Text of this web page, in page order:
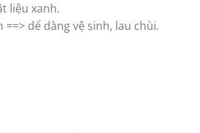
liệu xanh.
dể dàng vệ sinh, lau chùi.